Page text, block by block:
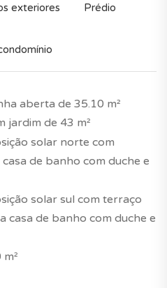
exteriores Prédio
aberta de 35.10 m²
jardim de 43 m²
solar norte com
de banho com duche e
solar sul com terraço
casa de banho com duche e